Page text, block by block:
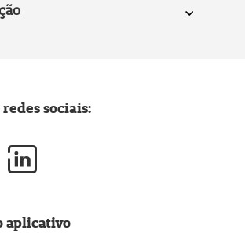
redes sociais:
aplicativo